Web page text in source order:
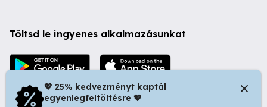
Töltsd le ingyenes alkalmazásunkat
💖 25% kedvezményt kaptál
egyenlegfeltöltésre 💖